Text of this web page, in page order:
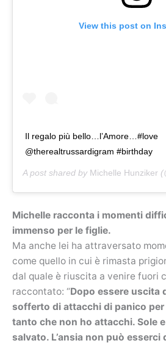
View this post on
Il regalo più bello…l’Amore…#love
@therealtrussardigram #birthday
A post shared by Michelle Hunziker
Michelle racconta i momenti
immenso per le figlie.
Ma anche lei ha attraversato
come quello in cui è rimasta
dal quale è riuscita a venire fuori
raccontato: “Dopo essere uscita
sofferto di attacchi di panico
tanto che non ho attacchi. Sole
salvato. L’ansia non può esserci